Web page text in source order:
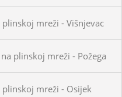
mreži - Višnjevac
plinskoj mreži - Požega
mreži - Osijek